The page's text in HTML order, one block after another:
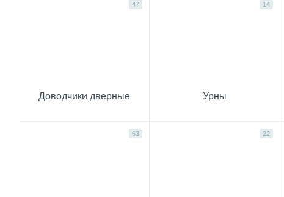
47
Доводчики дверные
14
Урны
63 22